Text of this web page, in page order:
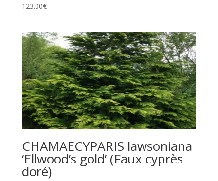
123.00€
CHAMAECYPARIS lawsoniana
‘Ellwood’s gold’ (Faux cyprès
doré)